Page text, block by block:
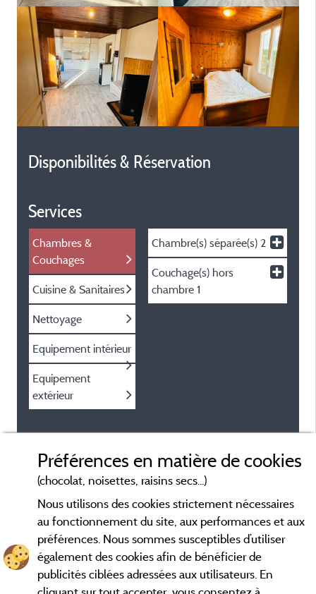
Disponibilités & Réservation
Services
Chambres &
Couchages
Cuisine & Sanitaires
Nettoyage
Equipement intérieur
Equipement
extérieur
Chambre(s) séparée(s) 2
Couchage(s) hors
chambre1
Préférences en matière de cookies
(chocolat, noisettes, raisins secs...)
Nous utilisons des cookies strictement nécessaires
au fonctionnement du site, aux performances et aux
préférences. Nous sommes susceptibles d’utiliser
également des cookies afin de bénéficier de
publicités ciblées adressées aux utilisateurs. En